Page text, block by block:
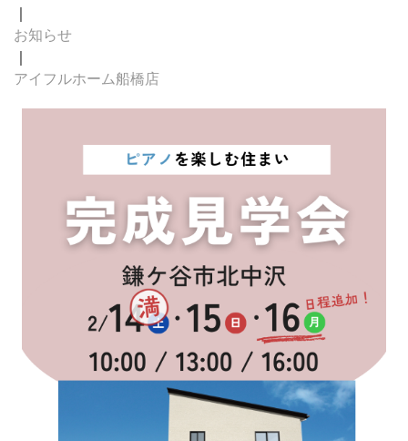
お知らせ
アイフルホーム船橋店